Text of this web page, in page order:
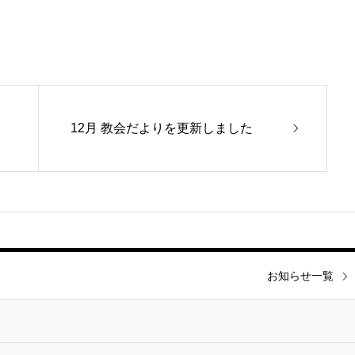
12月 教会だよりを更新しました
お知らせ一覧